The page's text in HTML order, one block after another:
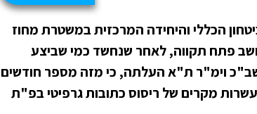
הכללי והיחידה המרכזית במשטרת מחוז
במהלך החודש דניאל כי טוב, כבן 26, תושב פתח תקווה, לאחר שנחשד כמי שביצע
וימ"ר ת"א העלתה, כי מזה מספר חודשים
מקרים של ריסוס כתובות גרפיטי בפ"ת